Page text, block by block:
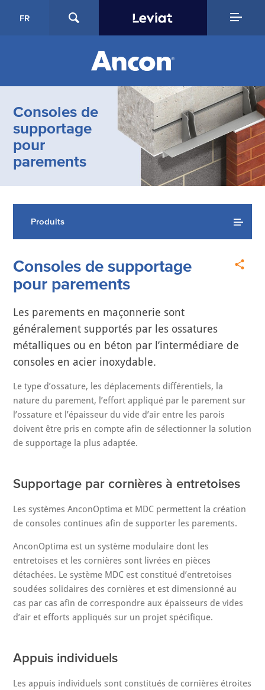
FR
Consoles de
supportage
pour
parements
Produits
Consoles de supportage
pour parements
Les parements en maçonnerie sont
généralement supportés par les ossatures
métalliques ou en béton par l’intermédiare de
consoles en acier inoxydable.
Le type d’ossature, les déplacements différentiels, la
nature du parement, l’effort appliqué par le parement sur
l’ossature et l’épaisseur du vide d’air entre les parois
doivent être pris en compte afin de sélectionner la solution
de supportage la plus adaptée.
Supportage par cornières à entretoises
Les systèmes AnconOptima et MDC permettent la création
de consoles continues afin de supporter les parements.
AnconOptima est un système modulaire dont les
entretoises et les cornières sont livrées en pièces
détachées. Le système MDC est constitué d’entretoises
soudées solidaires des cornières et est dimensionné au
cas par cas afin de correspondre aux épaisseurs de vides
d’air et efforts appliqués sur un projet spécifique.
Appuis individuels
Les appuis individuels sont constitués de cornières étroites